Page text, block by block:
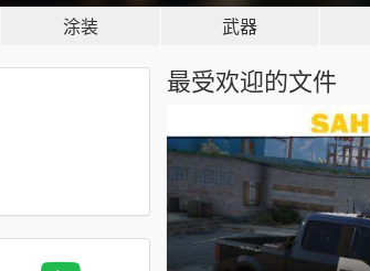
涂装 武器
最受欢迎的文件